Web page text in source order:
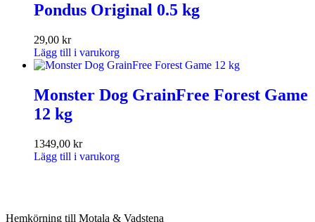
Pondus Original 0.5 kg
29,00 kr
Lägg till i varukorg
Monster Dog GrainFree Forest Game
12 kg
1349,00 kr
Lägg till i varukorg
Hemkörning till Motala & Vadstena